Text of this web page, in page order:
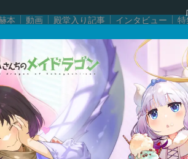
本 動画 殿堂入り記事 インタビュー